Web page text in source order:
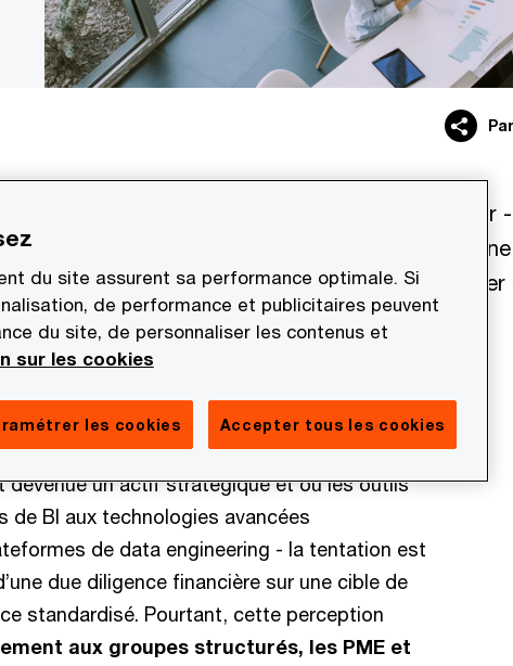
représente un terrain d’investissement majeur -
segment nécessite les bonnes clés : fiabiliser une
cadrer les travaux au budget et accompagner
l’agilité et la pédagogie deviennent alors
devenue un actif stratégique et où les outils
BI aux technologies avancées
de data engineering - la tentation est
due diligence financière sur une cible de
standardisé. Pourtant, cette perception
aux groupes structurés, les PME et
du site assurent sa performance optimale. Si
de performance et publicitaires peuvent
du site, de personnaliser les contenus et
sur les cookies
les cookies Accepter tous les cookies